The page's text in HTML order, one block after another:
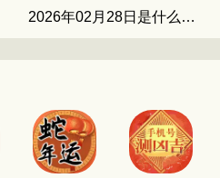
2026年02月28日是什么日子